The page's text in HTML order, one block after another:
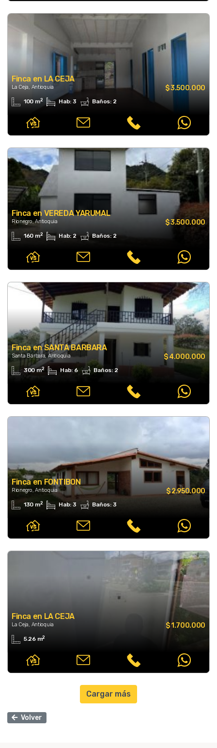
100 m2 Hab: 3 Baños: 2
Finca en LA CEJA
La Ceja, Antioquia $ 3.500.000
160 m2 Hab: 2 Baños: 2
Finca en VEREDA YARUMAL
Rionegro, Antioquia $ 3.500.000
300 m2 Hab: 6 Baños: 2
Finca en SANTA BARBARA
Santa Bárbara, Antioquia $ 4.000.000
130 m2 Hab: 3 Baños: 3
Finca en FONTIBON
Rionegro, Antioquia $ 2.950.000
5.26 m2
Finca en LA CEJA
La Ceja, Antioquia $ 1.700.000
Cargar más
Volver